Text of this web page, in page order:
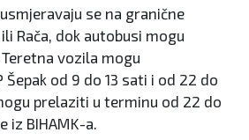
se na granične
Rača, dok autobusi mogu
vozila mogu
od 9 do 13 sati i od 22 do
prelaziti u terminu od 22 do
iz BIHAMK-a.